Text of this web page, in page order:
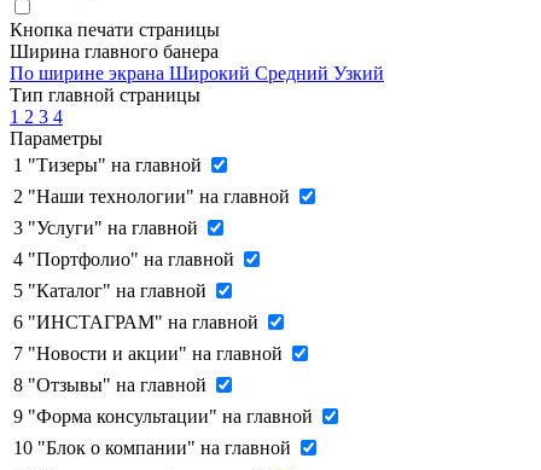
Кнопка печати страницы
Ширина главного банера
По ширине экрана Широкий Средний Узкий
Тип главной страницы
1 2 3 4
Параметры
1 "Тизеры" на главной
2 "Наши технологии" на главной
3 "Услуги" на главной
4 "Портфолио" на главной
5 "Каталог" на главной
6 "ИНСТАГРАМ" на главной
7 "Новости и акции" на главной
8 "Отзывы" на главной
9 "Форма консультации" на главной
10 "Блок о компании" на главной